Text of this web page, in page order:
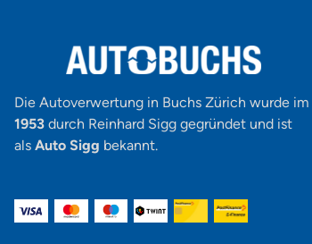
a
m
-
Die Autoverwertung in Buchs Zürich wurde im
1953 durch Reinhard Sigg gegründet und ist
als Auto Sigg bekannt.